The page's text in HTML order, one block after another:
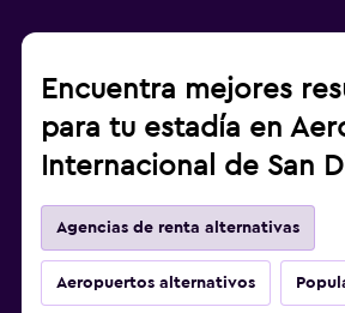
Encuentra mejores
para tu estadía en
Internacional de San
Agencias de renta alternativas
Aeropuertos alternativos